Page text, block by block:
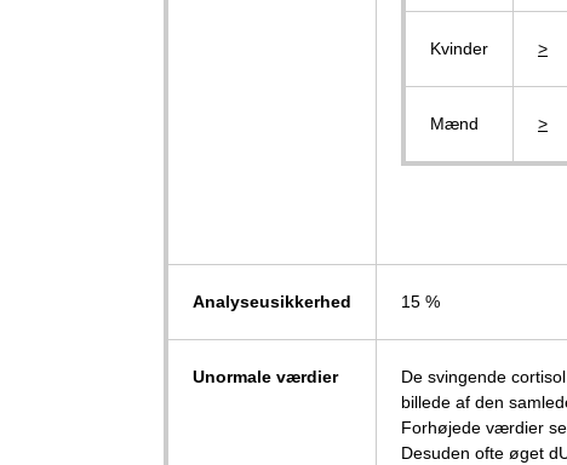
Kvinder >
Mænd >
Analyseusikkerhed 15 %
Unormale værdier
De svingende
billede af den
Forhøjede værdier
Desuden ofte øget